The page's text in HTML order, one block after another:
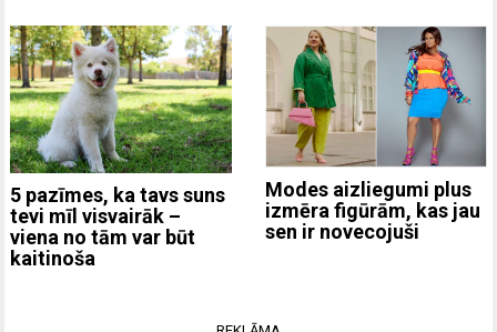
5 pazīmes, ka tavs suns
tevi mīl visvairāk –
viena no tām var būt
kaitinoša
Modes aizliegumi plus
izmēra figūrām, kas jau
sen ir novecojuši